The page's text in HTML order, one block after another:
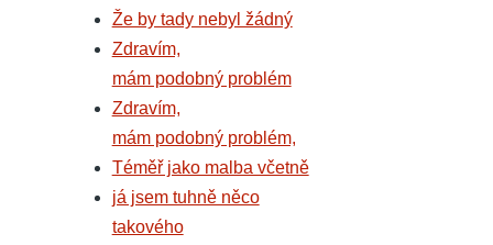
Že by tady nebyl žádný
Zdravím,
mám podobný problém
Zdravím,
mám podobný problém,
Téměř jako malba včetně
já jsem tuhně něco
takového